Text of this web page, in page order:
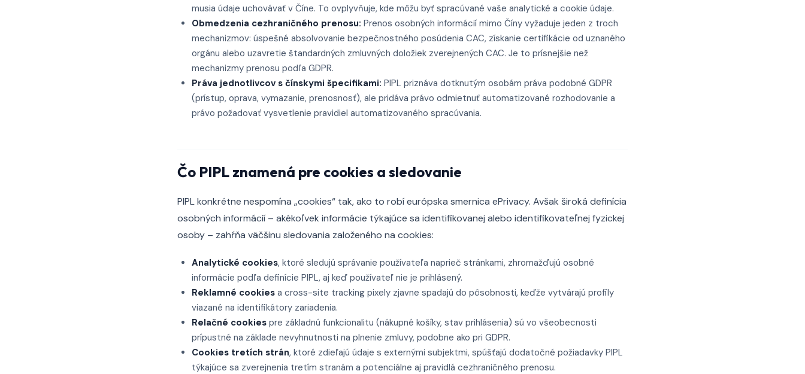
musia údaje uchovávať v Číne. To ovplyvňuje, kde môžu byť spracúvané vaše analytické a cookie údaje.
Obmedzenia cezhraničného prenosu: Prenos osobných informácií mimo Číny vyžaduje jeden z troch
mechanizmov: úspešné absolvovanie bezpečnostného posúdenia CAC, získanie certifikácie od uznaného
orgánu alebo uzavretie štandardných zmluvných doložiek zverejnených CAC. Je to prísnejšie než
mechanizmy prenosu podľa GDPR.
Práva jednotlivcov s čínskymi špecifikami: PIPL priznáva dotknutým osobám práva podobné GDPR
(prístup, oprava, vymazanie, prenosnosť), ale pridáva právo odmietnuť automatizované rozhodovanie a
právo požadovať vysvetlenie pravidiel automatizovaného spracúvania.
Čo PIPL znamená pre cookies a sledovanie
PIPL konkrétne nespomína „cookies“ tak, ako to robí európska smernica ePrivacy. Avšak široká definícia
osobných informácií – akékoľvek informácie týkajúce sa identifikovanej alebo identifikovateľnej fyzickej
osoby – zahŕňa väčšinu sledovania založeného na cookies:
Analytické cookies, ktoré sledujú správanie používateľa naprieč stránkami, zhromažďujú osobné
informácie podľa definície PIPL, aj keď používateľ nie je prihlásený.
Reklamné cookies a cross-site tracking pixely zjavne spadajú do pôsobnosti, keďže vytvárajú profily
viazané na identifikátory zariadenia.
Relačné cookies pre základnú funkcionalitu (nákupné košíky, stav prihlásenia) sú vo všeobecnosti
prípustné na základe nevyhnutnosti na plnenie zmluvy, podobne ako pri GDPR.
Cookies tretích strán, ktoré zdieľajú údaje s externými subjektmi, spúšťajú dodatočné požiadavky PIPL
týkajúce sa zverejnenia tretím stranám a potenciálne aj pravidlá cezhraničného prenosu.